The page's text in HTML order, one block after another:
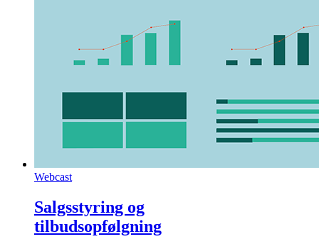
Webcast
Salgsstyring og
tilbudsopfølgning